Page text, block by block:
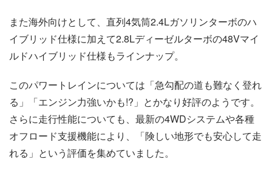
また海外向けとして、直列4気筒2.4Lガソリンターボのハ
イブリッド仕様に加えて2.8Lディーゼルターボの48Vマイ
ルドハイブリッド仕様もラインナップ。
このパワートレインについては「急勾配の道も難なく登れ
る」「エンジン力強いかも!?」とかなり好評のようです。
さらに走行性能についても、最新の4WDシステムや各種
オフロード支援機能により、「険しい地形でも安心して走
れる」という評価を集めていました。